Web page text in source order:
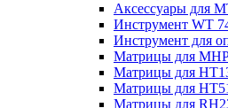
Аксессуары для
Инструмент WT
Инструмент для
Матрицы для
Матрицы для
Матрицы для
Матрицы для